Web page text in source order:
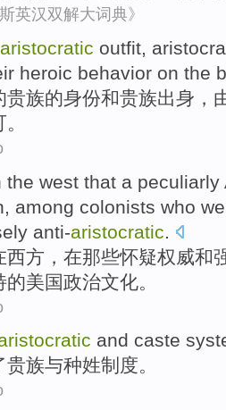
英汉双解大词典》
aristocratic outfit,
heroic behavior on the
贵族的身份和贵族出身 ，
the west that a peculiarly
among colonists who
anti-aristocratic
西方 ，在那些怀疑权威和
的美国政治文化。
and caste
贵族与种姓制度。